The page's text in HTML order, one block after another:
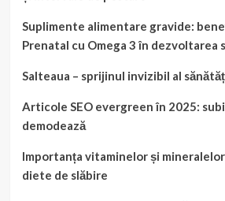
Suplimente alimentare gravide:
Prenatal cu Omega 3 în dezvoltarea
Salteaua – sprijinul invizibil al
Articole SEO evergreen în 2025:
demodează
Importanța vitaminelor și
diete de slăbire